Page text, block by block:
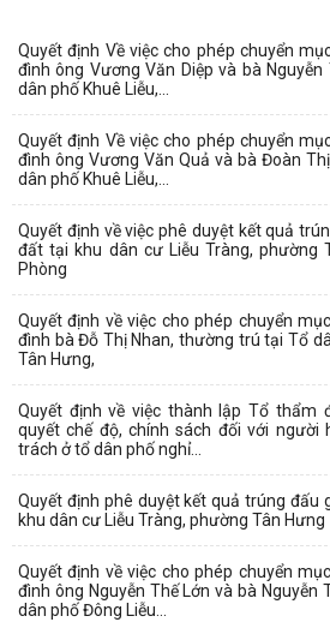
Quyết định Về việc cho phép chuyển
đình ông Vương Văn Diệp và bà
dân phố Khuê Liễu,...
Quyết định Về việc cho phép chuyển
đình ông Vương Văn Quả và bà Đoàn
dân phố Khuê Liễu,...
Quyết định về việc phê duyệt kết quả
đất tại khu dân cư Liễu Tràng, phường
Phòng
Quyết định về việc cho phép chuyển
đình bà Đỗ Thị Nhan, thường trú tại Tổ
Tân Hưng,
Quyết định về việc thành lập Tổ thẩm
quyết chế độ, chính sách đối với người
trách ở tổ dân phố nghỉ...
Quyết định phê duyệt kết quả trúng đấu
khu dân cư Liễu Tràng, phường Tân Hưng
Quyết định về việc cho phép chuyển
đình ông Nguyễn Thế Lớn và bà
dân phố Đông Liễu...